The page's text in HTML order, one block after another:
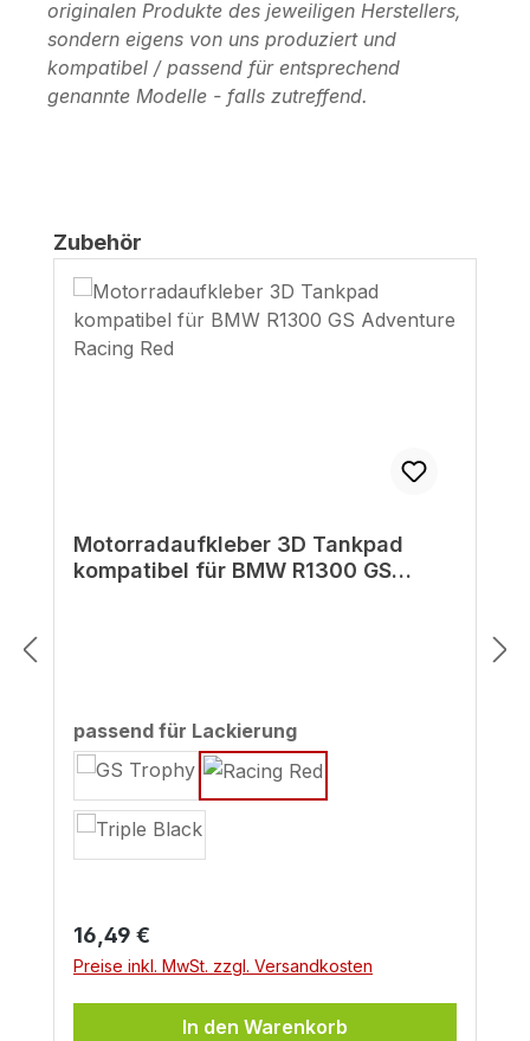
originalen Produkte des jeweiligen Herstellers,
sondern eigens von uns produziert und
kompatibel / passend für entsprechend
genannte Modelle - falls zutreffend.
Produktgalerie überspringen
Zubehör
Motorradaufkleber 3D Tankpad
kompatibel für BMW R1300 GS
passend für Lackierungauswählen
Regulärer Preis:
16,49 €
Preise inkl. MwSt. zzgl. Versandkosten
In den Warenkorb